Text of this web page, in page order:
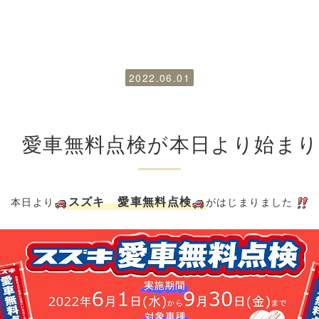
2022.06.01
愛車無料点検が本日より始ま
本日より スズキ 愛車無料点検 がはじまりました